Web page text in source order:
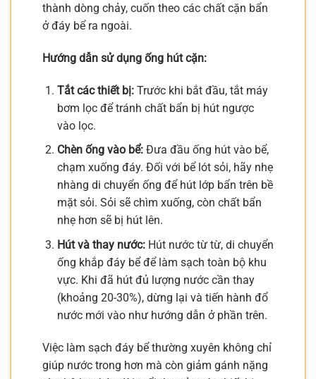
thành dòng chảy, cuốn theo các chất cặn bẩn
ở đáy bể ra ngoài.
Hướng dẫn sử dụng ống hút cặn:
Tắt các thiết bị:Trước khi bắt đầu, tắt máy
bơm lọc để tránh chất bẩn bị hút ngược
vào lọc.
Chèn ống vào bể:Đưa đầu ống hút vào bể,
chạm xuống đáy. Đối với bể lót sỏi, hãy nhẹ
nhàng di chuyển ống để hút lớp bẩn trên bề
mặt sỏi. Sỏi sẽ chìm xuống, còn chất bẩn
nhẹ hơn sẽ bị hút lên.
Hút và thay nước:Hút nước từ từ, di chuyển
ống khắp đáy bể để làm sạch toàn bộ khu
vực. Khi đã hút đủ lượng nước cần thay
(khoảng 20-30%), dừng lại và tiến hành đổ
nước mới vào như hướng dẫn ở phần trên.
Việc làm sạch đáy bể thường xuyên không chỉ
giúp nước trong hơn mà còn giảm gánh nặng